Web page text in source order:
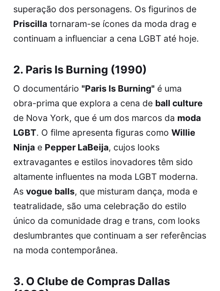
superação dos personagens. Os figurinos de
Priscillatornaram-se ícones da moda drag e
continuam a influenciar a cena LGBT até hoje.
2. Paris Is Burning (1990)
O documentário "Paris Is Burning" é uma
obra-prima que explora a cena de ball culture
de Nova York, que é um dos marcos da moda
LGBT. O filme apresenta figuras como Willie
Ninjae Pepper LaBeija, cujos looks
extravagantes e estilos inovadores têm sido
altamente influentes na moda LGBT moderna.
As vogue balls, que misturam dança, moda e
teatralidade, são uma celebração do estilo
único da comunidade drag e trans, com looks
deslumbrantes que continuam a ser referências
na moda contemporânea.
3. O Clube de Compras Dallas